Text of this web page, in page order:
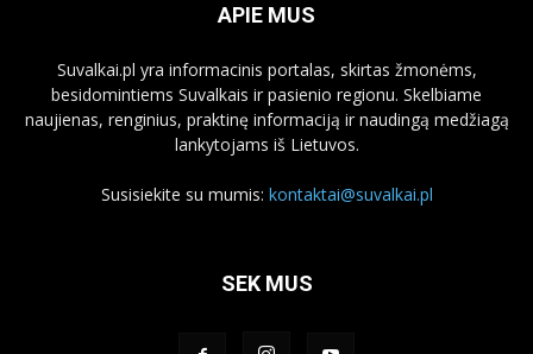
APIE MUS
Suvalkai.pl yra informacinis portalas, skirtas žmonėms,
besidomintiems Suvalkais ir pasienio regionu. Skelbiame
naujienas, renginius, praktinę informaciją ir naudingą medžiagą
lankytojams iš Lietuvos.
Susisiekite su mumis: kontaktai@suvalkai.pl
SEK MUS